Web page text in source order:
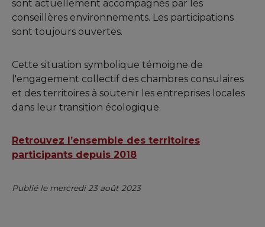
sont actuellement accompagnés par les
conseillères environnements. Les participations
sont toujours ouvertes.
Cette situation symbolique témoigne de
l'engagement collectif des chambres consulaires
et des territoires à soutenir les entreprises locales
dans leur transition écologique.
Retrouvez l’ensemble des territoires
participants depuis 2018
Publié le mercredi 23 août 2023